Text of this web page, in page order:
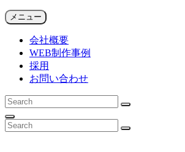
コ
ン
キ
ッ
プ
SFiDA NEWS ARCHIVES
ゲーム系Web制作会社による注目ニュース
メニュー
会社概要
WEB制作事例
採用
お問い合わせ
検
索:
検
検
索
検
検